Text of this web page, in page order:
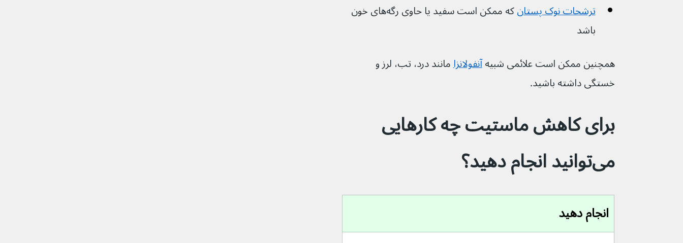
ترشحات نوک پستان
که ممکن است سفید یا حاوی رگه‌های خون
باشد
همچنین ممکن است علائمی شبیه آنفولانزامانند درد، تب، لرز و
خستگی داشته باشید.
برای کاهش ماستیت چه کارهایی
می‌توانید انجام دهید؟
انجام دهید